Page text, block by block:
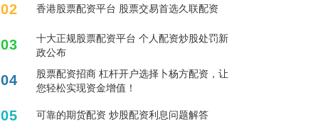
02 香港股票配资平台 股票交易首选久联配资
03
十大正规股票配资平台 个人配资炒股处罚新
政公布
04
股票配资招商 杠杆开户选择卜杨方配资，让
您轻松实现资金增值！
05 可靠的期货配资 炒股配资利息问题解答